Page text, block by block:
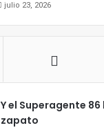
julio 23, 2026
Y el Superagente
zapato